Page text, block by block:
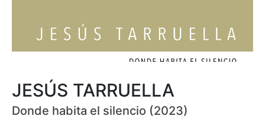
JESÚS TARRUELLA
Donde habita el silencio (2023)